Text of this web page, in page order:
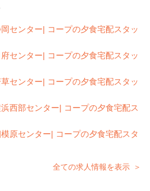
センター| コープの夕食宅配スタッ
センター| コープの夕食宅配スタッ
センター| コープの夕食宅配スタッ
西部センター| コープの夕食宅配ス
原センター| コープの夕食宅配スタ
全ての求人情報を表示